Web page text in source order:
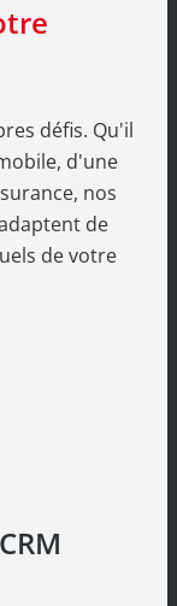
défis. Qu'il
d'une
nos
de
de votre